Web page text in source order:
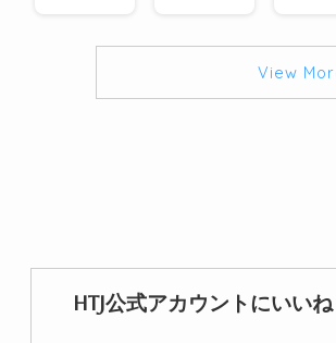
View
HTJ公式アカウントにいい